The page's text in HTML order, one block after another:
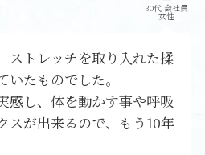
30代 会社員
女性
ストレッチを取り入れた揉
たものでした。
感し、体を動かす事や呼吸
スが出来るので、もう10年